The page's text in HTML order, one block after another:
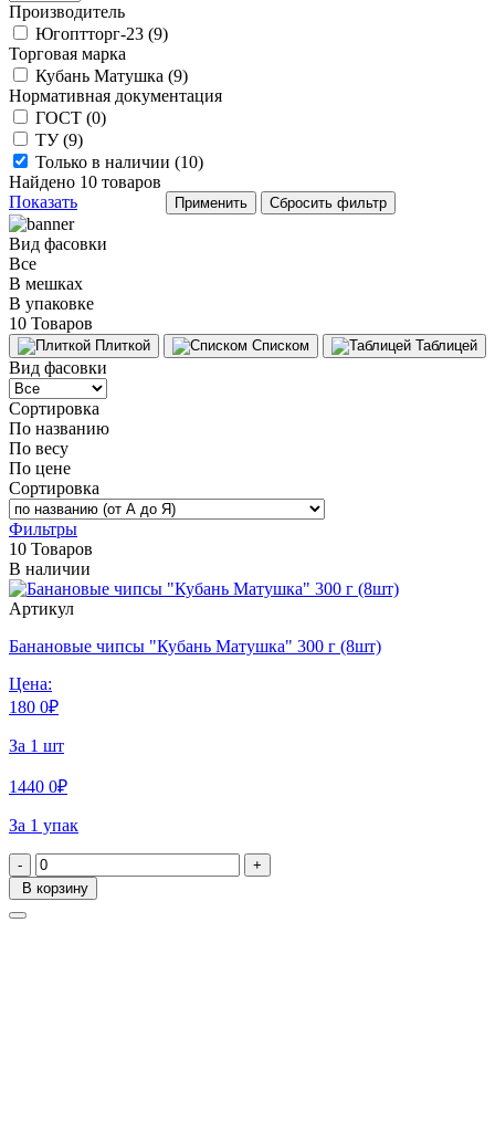
Производитель
Югоптторг-23 (9)
Торговая марка
Кубань Матушка (9)
Нормативная документация
ГОСТ (0)
ТУ (9)
Только в наличии (10)
Найдено 10 товаров
Показать
Вид фасовки
Все
В мешках
В упаковке
10 Товаров
Плиткой Списком Таблицей
Вид фасовки
Сортировка
По названию
По весу
По цене
Сортировка
Фильтры
10 Товаров
В наличии
Артикул
Банановые чипсы "Кубань Матушка" 300 г (8шт)
Цена:
180 0₽
За 1 шт
1440 0₽
За 1 упак
-
+
В корзину